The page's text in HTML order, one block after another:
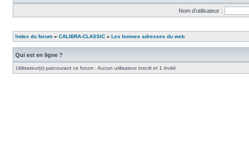
Nom d’utilisateur :
Index du forum » CALIBRA-CLASSIC » Les bonnes adresses du web
Qui est en ligne ?
Utilisateur(s) parcourant ce forum : Aucun utilisateur inscrit et 1 invité